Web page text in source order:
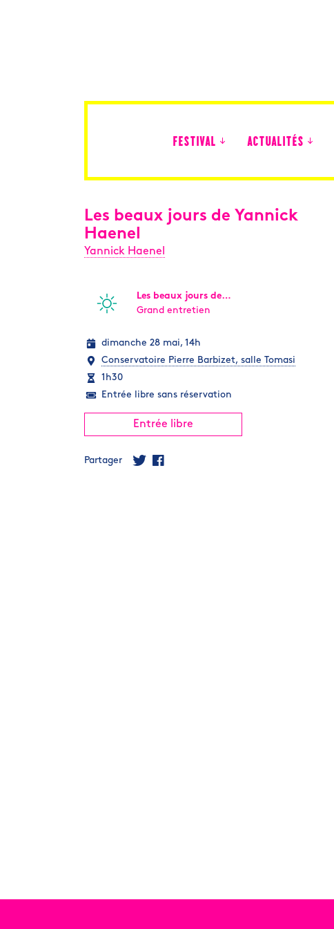
FESTIVAL ACTUALITÉS
Les beaux jours de Yannick
Haenel
Yannick Haenel
Les beaux jours de…
Grand entretien
dimanche 28 mai, 14h
Conservatoire Pierre Barbizet, salle Tomasi
1h30
Entrée libre sans réservation
Entrée libre
Partager